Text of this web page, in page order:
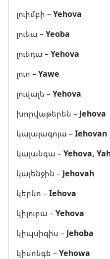
լուիմբի –Yehova
լունա –Yeoba
լունդա –Yehova
լուո –Yawe
լուվալե –Yehova
խորվաթերեն – Jehova
կալալագոյա –Iehovan
կալանգա –Yehova,
կալենջին – Jehovah
կերևո –Iehova
կիլուբա –Yehova
կիպսիգիս – Jehoba
կիսոնգե –Yehowa